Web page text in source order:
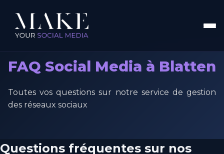
FAQ Social Media à Blatten
Toutes vos questions sur notre service de gestion
des réseaux sociaux
Questions fréquentes sur nos